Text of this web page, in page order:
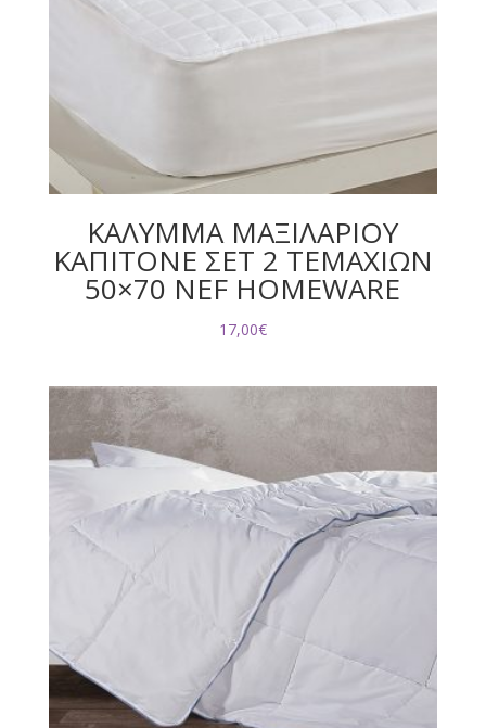
ΚΑΛΥΜΜΑ ΜΑΞΙΛΑΡΙΟΥ
ΚΑΠΙΤΟΝΕ ΣΕΤ 2 ΤΕΜΑΧΙΩΝ
50×70 NEF HOMEWARE
17,00€